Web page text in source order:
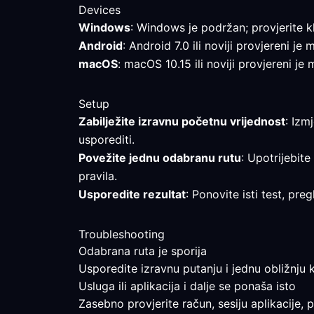
Devices
Windows: Windows je podržan; provjerite
Android: Android 7.0 ili noviji provjereni je
macOS: macOS 10.15 ili noviji provjereni
Setup
Zabilježite izravnu početnu vrijednost:
usporediti.
Povežite jednu odabranu rutu:
pravila.
Usporedite rezultat: Ponovite isti test,
Troubleshooting
Odabrana ruta je sporija
Usporedite izravnu putanju i jednu
Usluga ili aplikacija i dalje se ponaša isto
Zasebno provjerite račun, sesiju aplikacije,